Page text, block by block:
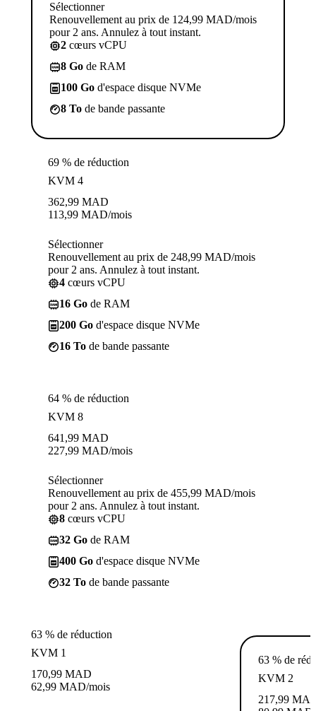
Sélectionner
Renouvellement au prix de 124,99 MAD/mois
pour 2 ans. Annulez à tout instant.
2 cœurs vCPU
8 Go de RAM
100 Go d'espace disque NVMe
8 To de bande passante
69 % de réduction
KVM 4
362,99 MAD
113,99 MAD/mois
Sélectionner
Renouvellement au prix de 248,99 MAD/mois
pour 2 ans. Annulez à tout instant.
4 cœurs vCPU
16 Go de RAM
200 Go d'espace disque NVMe
16 To de bande passante
64 % de réduction
KVM 8
641,99 MAD
227,99 MAD/mois
Sélectionner
Renouvellement au prix de 455,99 MAD/mois
pour 2 ans. Annulez à tout instant.
8 cœurs vCPU
32 Go de RAM
400 Go d'espace disque NVMe
32 To de bande passante
63 % de réduction
KVM 1
170,99 MAD
62,99 MAD/mois
63 % de
KVM 2
217,99